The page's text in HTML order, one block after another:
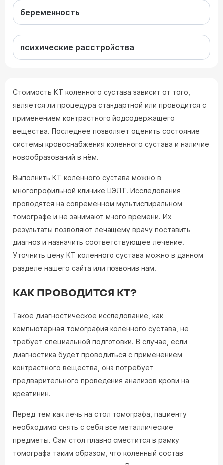
беременность
психические расстройства
Стоимость КТ коленного сустава зависит от того,
является ли процедура стандартной или проводится с
применением контрастного йодсодержащего
вещества. Последнее позволяет оценить состояние
системы кровоснабжения коленного сустава и наличие
новообразований в нём.
Выполнить КТ коленного сустава можно в
многопрофильной клинике ЦЭЛТ. Исследования
проводятся на современном мультиспиральном
томографе и не занимают много времени. Их
результаты позволяют лечащему врачу поставить
диагноз и назначить соответствующее лечение.
Уточнить цену КТ коленного сустава можно в данном
разделе нашего сайта или позвонив нам.
КАК ПРОВОДИТСЯ КТ?
Такое диагностическое исследование, как
компьютерная томография коленного сустава, не
требует специальной подготовки. В случае, если
диагностика будет проводиться с применением
контрастного вещества, она потребует
предварительного проведения анализов крови на
креатинин.
Перед тем как лечь на стол томографа, пациенту
необходимо снять с себя все металлические
предметы. Сам стол плавно сместится в рамку
томографа таким образом, что коленный состав